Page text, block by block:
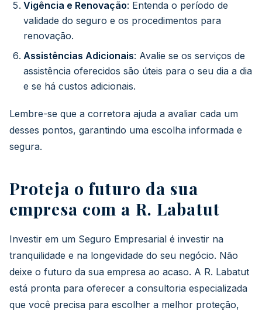
Vigência e Renovação: Entenda o período de
validade do seguro e os procedimentos para
renovação.
Assistências Adicionais: Avalie se os serviços de
assistência oferecidos são úteis para o seu dia a dia
e se há custos adicionais.
Lembre-se que a corretora ajuda a avaliar cada um
desses pontos, garantindo uma escolha informada e
segura.
Proteja o futuro da sua
empresa com a R. Labatut
Investir em um Seguro Empresarial é investir na
tranquilidade e na longevidade do seu negócio. Não
deixe o futuro da sua empresa ao acaso. A R. Labatut
está pronta para oferecer a consultoria especializada
que você precisa para escolher a melhor proteção,